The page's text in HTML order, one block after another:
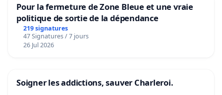
Pour la fermeture de Zone Bleue et une vraie
politique de sortie de la dépendance
219 signatures
47 Signatures / 7 jours
26 Jul 2026
Soigner les addictions, sauver Charleroi.